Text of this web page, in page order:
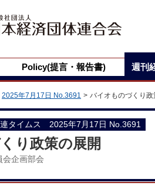
Policy(提言・報告書) 週刊
2025年7月17日 No.3691 バイオものづくり政
タイムス 2025年7月17日 No.3691
り政策の展開
会企画部会